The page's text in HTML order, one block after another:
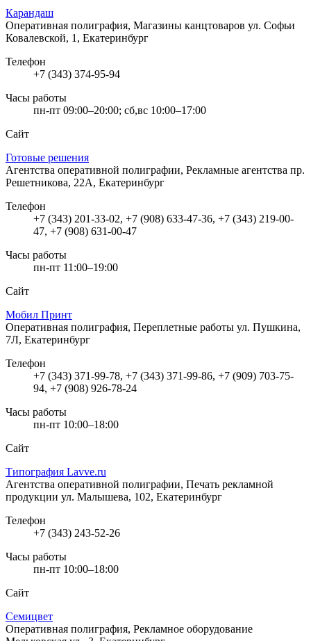
Карандаш
Оперативная полиграфия, Магазины канцтоваров ул. Софьи
Ковалевской, 1, Екатеринбург
Телефон
+7 (343) 374-95-94
Часы работы
пн-пт 09:00–20:00; сб,вс 10:00–17:00
Сайт
Готовые решения
Агентства оперативной полиграфии, Рекламные агентства пр.
Решетникова, 22А, Екатеринбург
Телефон
+7 (343) 201-33-02, +7 (908) 633-47-36, +7 (343) 219-00-
47, +7 (908) 631-00-47
Часы работы
пн-пт 11:00–19:00
Сайт
Мобил Принт
Оперативная полиграфия, Переплетные работы ул. Пушкина,
7Л, Екатеринбург
Телефон
+7 (343) 371-99-78, +7 (343) 371-99-86, +7 (909) 703-75-
94, +7 (908) 926-78-24
Часы работы
пн-пт 10:00–18:00
Сайт
Типография Lavve.ru
Агентства оперативной полиграфии, Печать рекламной
продукции ул. Малышева, 102, Екатеринбург
Телефон
+7 (343) 243-52-26
Часы работы
пн-пт 10:00–18:00
Сайт
Семицвет
Оперативная полиграфия, Рекламное оборудование